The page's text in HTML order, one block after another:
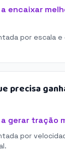
encaixar
por escala e
precisa
gerar tração
por